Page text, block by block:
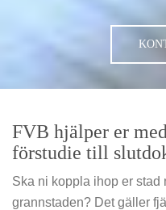
FVB hjälper er
förstudie till
Ska ni koppla ihop er stad
grannstaden? Det gäller